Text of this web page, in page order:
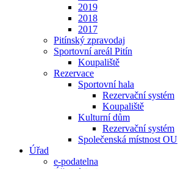
2019
2018
2017
Pitínský zpravodaj
Sportovní areál Pitín
Koupaliště
Rezervace
Sportovní hala
Rezervační systém
Koupaliště
Kulturní dům
Rezervační systém
Společenská místnost OU
Úřad
e-podatelna